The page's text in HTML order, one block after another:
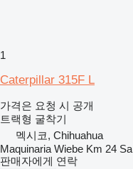
1
Caterpillar 315F L
가격은 요청 시 공개
트랙형 굴착기
멕시코, Chihuahua
Maquinaria Wiebe Km 24 Sa
판매자에게 연락